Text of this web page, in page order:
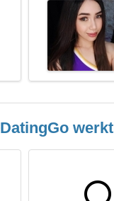
werkt